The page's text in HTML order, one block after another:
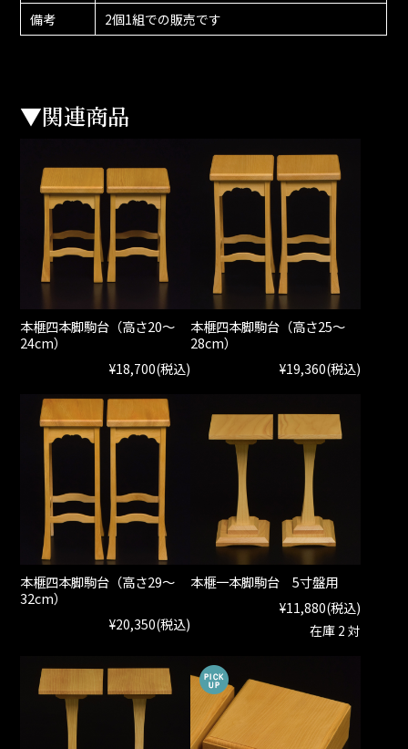
備考 2個1組での販売です
▼関連商品
本榧四本脚駒台（高さ20～
24cm）
¥18,700(税込)
本榧四本脚駒台（高さ25～
28cm）
¥19,360(税込)
本榧四本脚駒台（高さ29～
32cm）
¥20,350(税込)
本榧一本脚駒台 5寸盤用
¥11,880(税込)
在庫 2 対